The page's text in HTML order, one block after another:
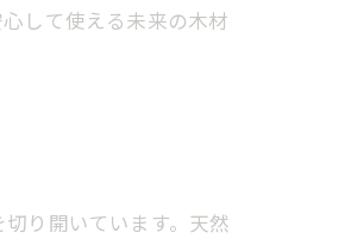
して使える未来の木材
り開いています。天然